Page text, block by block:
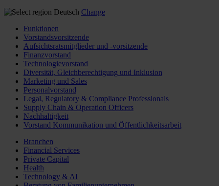
Deutsch Change
Funktionen
Vorstandsvorsitzende
Aufsichtsratsmitglieder und -vorsitzende
Finanzvorstand
Technologievorstand
Diversität, Gleichberechtigung und Inklusion
Marketing und Sales
Personalvorstand
Legal, Regulatory & Compliance Professionals
Supply Chain & Operation Officers
Nachhaltigkeit
Vorstand Kommunikation und Öffentlichkeitsarbeit
Branchen
Financial Services
Private Capital
Health
Technology & AI